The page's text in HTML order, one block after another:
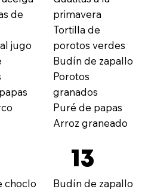
de
jugo
primavera
Tortilla de
porotos verdes
Budín de zapallo
Porotos
granados
Puré de papas
Arroz graneado
choclo
13
Budín de zapallo